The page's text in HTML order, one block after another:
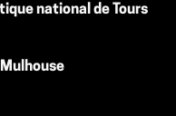
national de Tours